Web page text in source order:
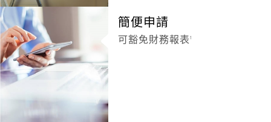
簡便申請
可豁免財務報表1